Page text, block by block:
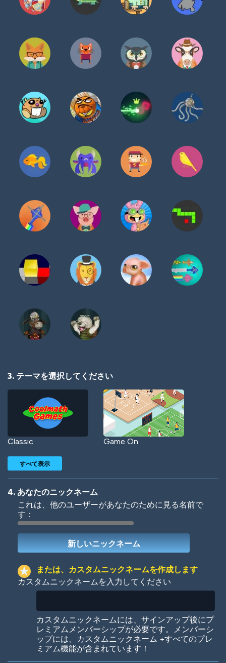
3. テーマを選択してください
Classic Game On
Woof
Colorful
すべて表示
4. あなたのニックネーム
これは、他のユーザーがあなたのために見る名前で
す：
または、カスタムニックネームを作成します
カスタムニックネームを入力してください
カスタムニックネームには、サインアップ後にプ
レミアムメンバーシップが必要です。メンバーシ
ップには、カスタムニックネーム +すべてのプレ
ミアム機能が含まれています！